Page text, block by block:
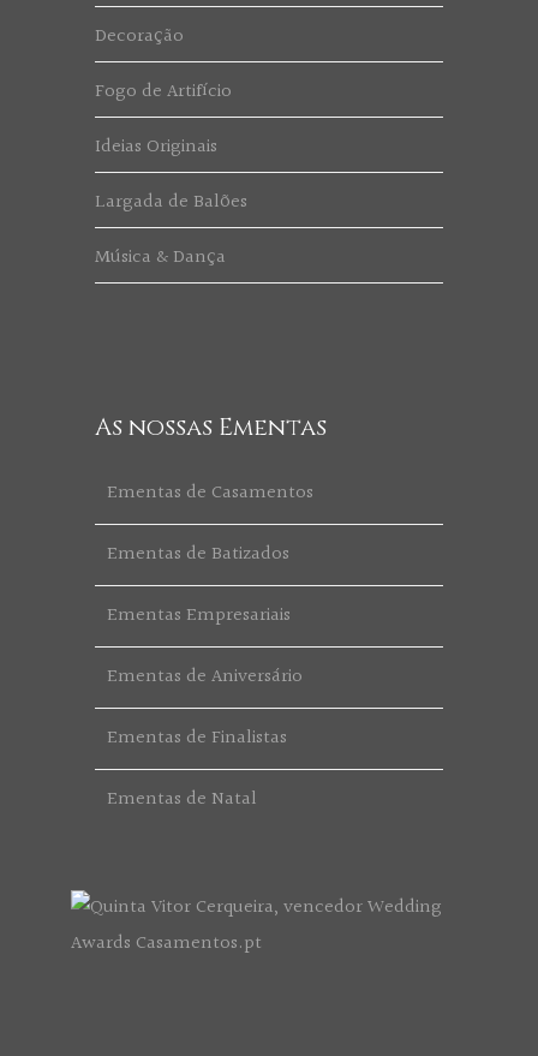
Decoração
Fogo de Artifício
Ideias Originais
Largada de Balões
Música & Dança
As nossas Ementas
Ementas de Casamentos
Ementas de Batizados
Ementas Empresariais
Ementas de Aniversário
Ementas de Finalistas
Ementas de Natal